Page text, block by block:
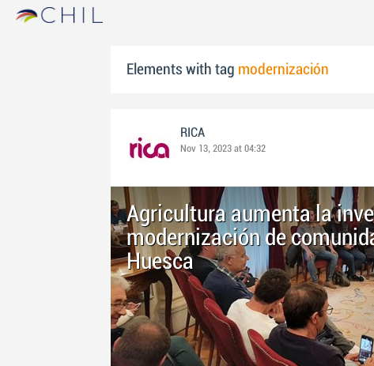
Elements with tag modernización
RICA
Nov 13, 2023 at 04:32
Agricultura aumenta la
modernización de
Huesca